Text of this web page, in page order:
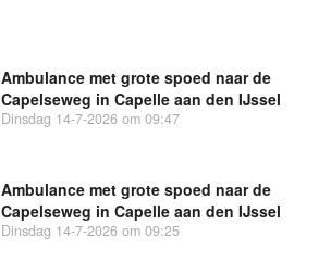
Ambulance met grote spoed naar de
Capelseweg in Capelle aan den IJssel
Dinsdag 14-7-2026 om 09:47
Ambulance met grote spoed naar de
Capelseweg in Capelle aan den IJssel
Dinsdag 14-7-2026 om 09:25